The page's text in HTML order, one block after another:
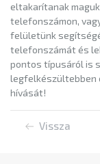
eltakarítanak
telefonszámon,
felületünk
telefonszámát és
pontos típusáról is
legfelkészültebben
hívását!
Vissza